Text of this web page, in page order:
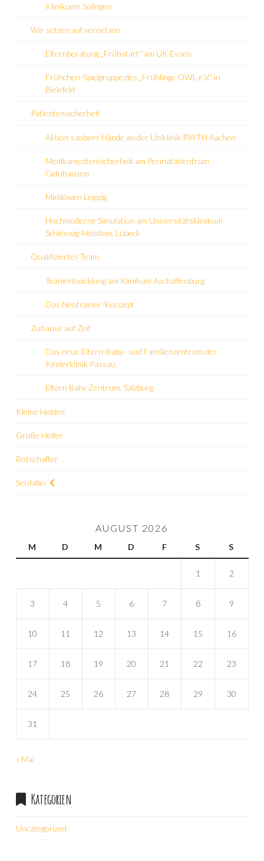
Klinikums Solingen
Wir setzen auf vernetzen
Elternberatung „Frühstart“ am UK Essen
Frühchen-Spielgruppe des „Frühlinge OWL e.V.“ in
Bielefeld
Patientensicherheit
Aktion saubere Hände an der Uniklinik RWTH Aachen
Medikamentensicherheit am Perinatalzentrum
Gelnhausen
Minilöwen Leipzig
Hochmoderne Simulation am Universitätsklinikum
Schleswig-Holstein, Lübeck
Qualifiziertes Team
Teamentwicklung am Klinikum Aschaffenburg
Das Neotrainer-Konzept
Zuhause auf Zeit
Das neue Eltern-Baby- und Familienzentrum der
Kinderklinik Passau
Eltern Baby Zentrum, Salzburg
Kleine Helden
Große Helfer
Botschafter
Sei dabei
AUGUST 2026
M D M D F S S
1 2
3 4 5 6 7 8 9
10 11 12 13 14 15 16
17 18 19 20 21 22 23
24 25 26 27 28 29 30
31
« Mai
Kategorien
Uncategorized